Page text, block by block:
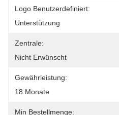
Logo Benutzerdefiniert:
Unterstützung
Zentrale:
Nicht Erwünscht
Gewährleistung:
18 Monate
Min Bestellmenge: